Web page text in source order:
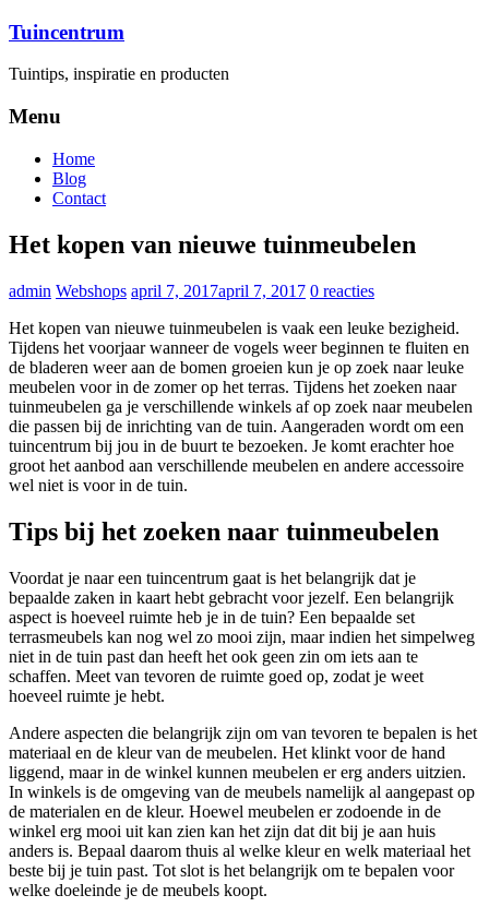
Ga
inhoud
Tuincentrum
Tuintips, inspiratie en producten
Menu
Home
Blog
Contact
Het kopen van nieuwe tuinmeubelen
admin Webshops april 7, 2017april 7, 2017 0 reacties
Het kopen van nieuwe tuinmeubelen is vaak een leuke bezigheid.
Tijdens het voorjaar wanneer de vogels weer beginnen te fluiten en
de bladeren weer aan de bomen groeien kun je op zoek naar leuke
meubelen voor in de zomer op het terras. Tijdens het zoeken naar
tuinmeubelen ga je verschillende winkels af op zoek naar meubelen
die passen bij de inrichting van de tuin. Aangeraden wordt om een
tuincentrum bij jou in de buurt te bezoeken. Je komt erachter hoe
groot het aanbod aan verschillende meubelen en andere accessoire
wel niet is voor in de tuin.
Tips bij het zoeken naar tuinmeubelen
Voordat je naar een tuincentrum gaat is het belangrijk dat je
bepaalde zaken in kaart hebt gebracht voor jezelf. Een belangrijk
aspect is hoeveel ruimte heb je in de tuin? Een bepaalde set
terrasmeubels kan nog wel zo mooi zijn, maar indien het simpelweg
niet in de tuin past dan heeft het ook geen zin om iets aan te
schaffen. Meet van tevoren de ruimte goed op, zodat je weet
hoeveel ruimte je hebt.
Andere aspecten die belangrijk zijn om van tevoren te bepalen is het
materiaal en de kleur van de meubelen. Het klinkt voor de hand
liggend, maar in de winkel kunnen meubelen er erg anders uitzien.
In winkels is de omgeving van de meubels namelijk al aangepast op
de materialen en de kleur. Hoewel meubelen er zodoende in de
winkel erg mooi uit kan zien kan het zijn dat dit bij je aan huis
anders is. Bepaal daarom thuis al welke kleur en welk materiaal het
beste bij je tuin past. Tot slot is het belangrijk om te bepalen voor
welke doeleinde je de meubels koopt.